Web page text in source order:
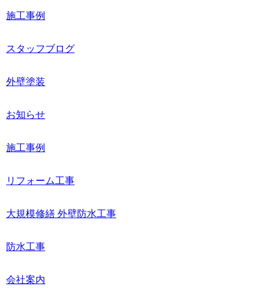
施工事例
スタッフブログ
外壁塗装
お知らせ
施工事例
リフォーム工事
大規模修繕 外壁防水工事
防水工事
会社案内